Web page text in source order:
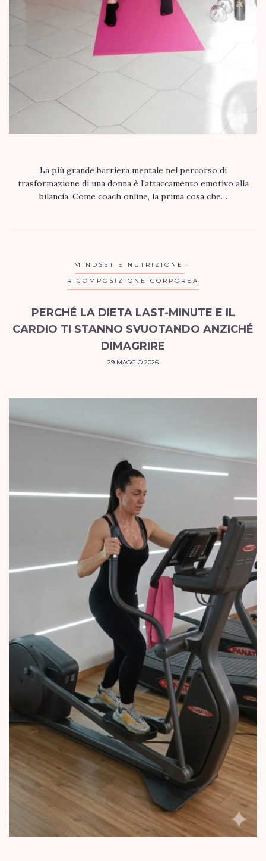
La più grande barriera mentale nel percorso di
trasformazione di una donna è l’attaccamento emotivo alla
bilancia. Come coach online, la prima cosa che…
MINDSET E NUTRIZIONE
RICOMPOSIZIONE CORPOREA
PERCHÉ LA DIETA LAST-MINUTE E IL
CARDIO TI STANNO SVUOTANDO ANZICHÉ
DIMAGRIRE
29 MAGGIO 2026